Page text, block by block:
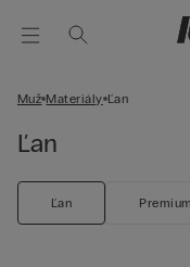
Muž Materiály Ľan
Ľan
Ľan